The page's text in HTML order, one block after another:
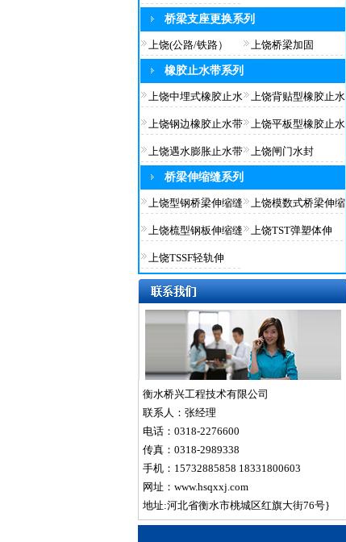
桥梁支座更换系列
上饶(公路/铁路） 上饶桥梁加固
橡胶止水带系列
上饶中埋式橡胶止水 上饶背贴型橡胶止水
上饶钢边橡胶止水带 上饶平板型橡胶止水
上饶遇水膨胀止水带 上饶闸门水封
桥梁伸缩缝系列
上饶型钢桥梁伸缩缝 上饶模数式桥梁伸缩
上饶梳型钢板伸缩缝 上饶TST弹塑体伸
上饶TSSF轻轨伸
衡水桥兴工程技术有限公司
联系人：张经理
电话：0318-2276600
传真：0318-2989338
手机：15732885858 18331800603
网址：www.hsqxxj.com
地址:河北省衡水市桃城区红旗大街76号}